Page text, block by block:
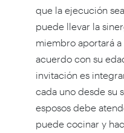
que la ejecución
puede llevar la
miembro aportará
acuerdo con su
invitación es
cada uno desde su
esposos debe
puede cocinar y